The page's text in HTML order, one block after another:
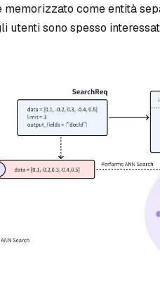
come entità
utenti sono spesso